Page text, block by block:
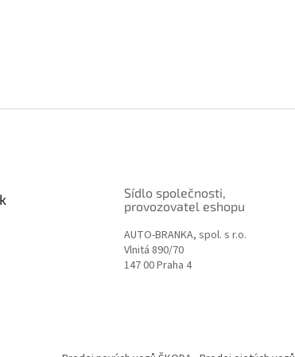
Sídlo společnosti,
provozovatel eshopu
AUTO-BRANKA, spol. s r.o.
Vlnitá 890/70
147 00 Praha 4